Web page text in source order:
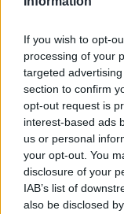
If you wish to opt-
processing of your
targeted
section to confirm
opt-out request is
interest-based ads
us or personal
your opt-out. You
disclosure of your
IAB’s list of
also be disclosed
ZGŁOŚ POPRAWKĘ